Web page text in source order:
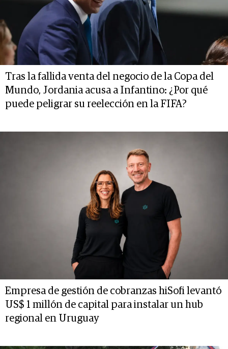
Tras la fallida venta del negocio de la Copa del
Mundo, Jordania acusa a Infantino: ¿Por qué
puede peligrar su reelección en la FIFA?
Empresa de gestión de cobranzas hiSofi levantó
US$ 1 millón de capital para instalar un hub
regional en Uruguay